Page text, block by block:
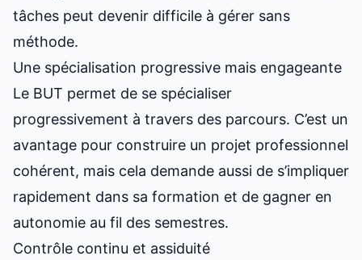
tâches peut devenir difficile à gérer sans
méthode.
Une spécialisation progressive mais engageante
Le BUT permet de se spécialiser
progressivement à travers des parcours. C’est un
avantage pour construire un projet professionnel
cohérent, mais cela demande aussi de s’impliquer
rapidement dans sa formation et de gagner en
autonomie au fil des semestres.
Contrôle continu et assiduité